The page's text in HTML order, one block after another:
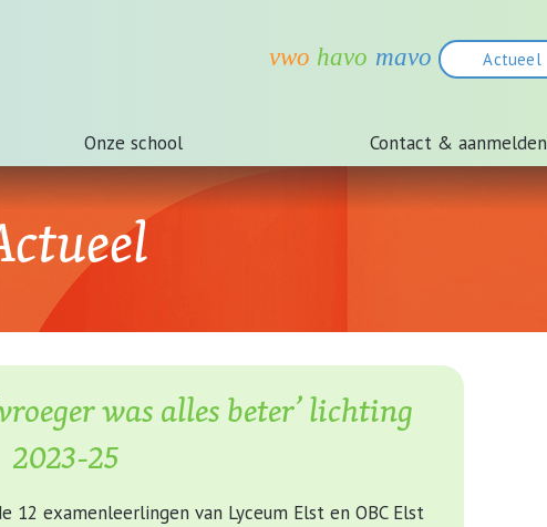
Actueel
Onze school Contact & aanmelden
was alles beter’ lichting
2023-25
12 examenleerlingen van Lyceum Elst en OBC Elst